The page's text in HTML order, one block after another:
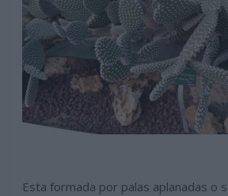
Esta formada por palas aplanadas o